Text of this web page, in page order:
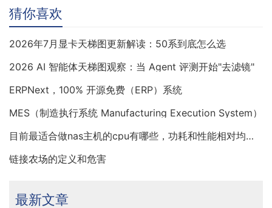
猜你喜欢
2026年7月显卡天梯图更新解读：50系到底怎么选
2026 AI 智能体天梯图观察：当 Agent 评测开始"去滤镜"
ERPNext，100% 开源免费（ERP）系统
MES（制造执行系统 Manufacturing Execution System）
目前最适合做nas主机的cpu有哪些，功耗和性能相对均衡的
链接农场的定义和危害
最新文章